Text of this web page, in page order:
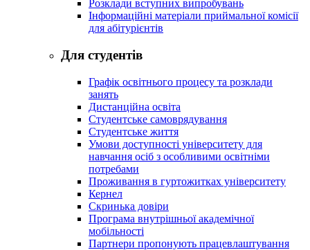
Розклади вступних випробувань
Інформаційні матеріали приймальної комісії
для абітурієнтів
Для студентів
Графік освітнього процесу та розклади
занять
Дистанційна освіта
Студентське самоврядування
Студентське життя
Умови доступності університету для
навчання осіб з особливими освітніми
потребами
Проживання в гуртожитках університету
Кернел
Скринька довіри
Програма внутрішньої академічної
мобільності
Партнери пропонують працевлаштування